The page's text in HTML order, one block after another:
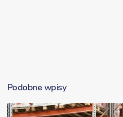
Podobne wpisy